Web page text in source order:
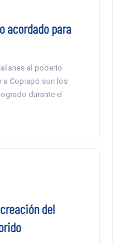
acordado para
al poderío
a Copiapó son los
durante el
del